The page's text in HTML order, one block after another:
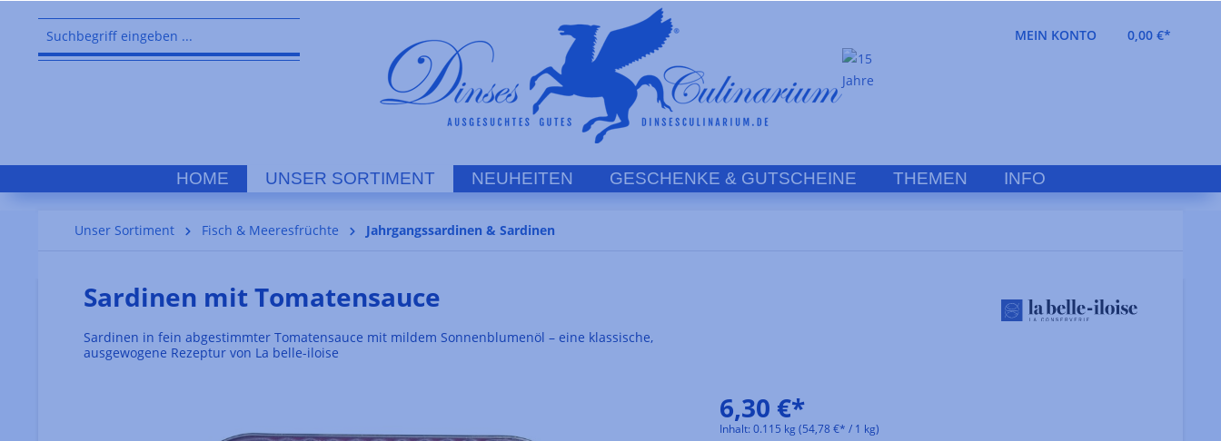
Zur Hauptnavigation springen
MEIN KONTO
0,00 €*
HOME UNSER SORTIMENT NEUHEITEN GESCHENKE & GUTSCHEINE THEMEN INFO
Unser Sortiment Fisch & Meeresfrüchte Jahrgangssardinen & Sardinen
Sardinen mit Tomatensauce
Sardinen in fein abgestimmter Tomatensauce mit mildem Sonnenblumenöl – eine klassische,
ausgewogene Rezeptur von La belle-iloise
6,30 €*
Inhalt: 0.115 kg (54,78 €* / 1 kg)